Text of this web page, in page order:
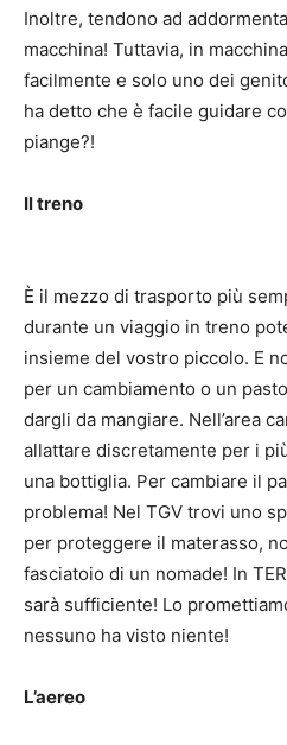
Inoltre, tendono ad
macchina! Tuttavia, in
facilmente e solo uno dei
ha detto che è facile guidare
piange?!
Il treno
È il mezzo di trasporto più
durante un viaggio in treno
insieme del vostro piccolo. E
per un cambiamento o un
dargli da mangiare. Nell’area
allattare discretamente per i
una bottiglia. Per cambiare il
problema! Nel TGV trovi uno
per proteggere il materasso,
fasciatoio di un nomade! In
sarà sufficiente! Lo
nessuno ha visto niente!
L’aereo